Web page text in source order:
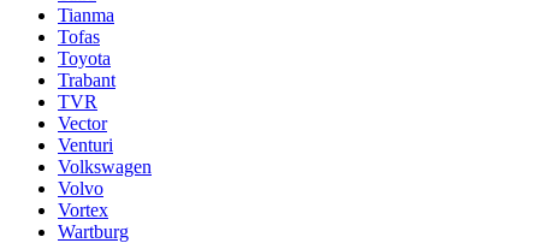
Tianma
Tofas
Toyota
Trabant
TVR
Vector
Venturi
Volkswagen
Volvo
Vortex
Wartburg